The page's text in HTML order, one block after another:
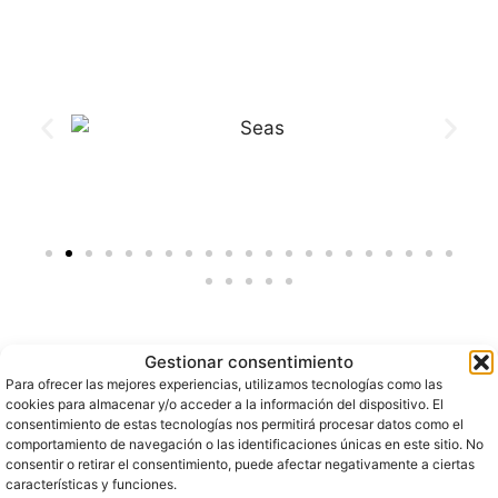
Gestionar consentimiento
Para ofrecer las mejores experiencias, utilizamos tecnologías como las
cookies para almacenar y/o acceder a la información del dispositivo. El
consentimiento de estas tecnologías nos permitirá procesar datos como el
comportamiento de navegación o las identificaciones únicas en este sitio. No
consentir o retirar el consentimiento, puede afectar negativamente a ciertas
características y funciones.
Objetivos del Curso